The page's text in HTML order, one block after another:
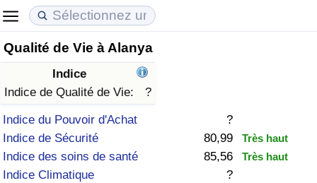
Qualité de Vie à Alanya
Indice
Indice de Qualité de Vie:
?
Indice du Pouvoir d'Achat
?
Indice de Sécurité
80,99 Très haut
Indice des soins de santé 85,56 Très haut
Indice Climatique
?
Coût de la vie
Indice du Coût de la Vie (Actuel)
Indice du Coût de la Vie
Indice du coût de la vie par pays
Prix de l'immobilier
Indice des Prix de l'immobilier (Actuel)
Indice des Prix de l'immobilier
Indice des Prix de l'immobilier par Pays
Qualité de Vie
Indice de Qualité de Vie
Indice de Qualité de Vie (Actuel)
Indice de qualité de vie par pays